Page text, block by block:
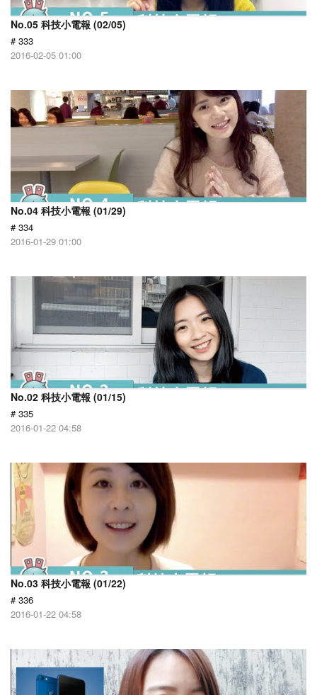
No.05 科技小電報 (02/05)
# 333
2016-02-05 01:00
No.04 科技小電報 (01/29)
# 334
2016-01-29 01:00
No.02 科技小電報 (01/15)
# 335
2016-01-22 04:58
No.03 科技小電報 (01/22)
# 336
2016-01-22 04:58